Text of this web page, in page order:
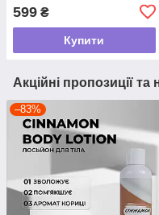
599 ₴
Купити
Акційні пропозиції та
–83%